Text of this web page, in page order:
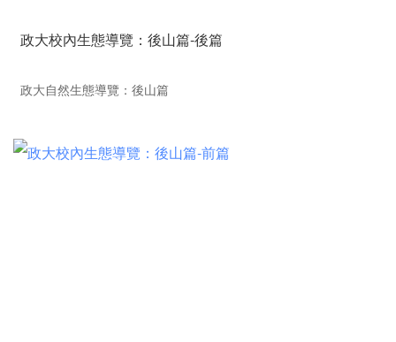
政大校內生態導覽：後山篇-後篇
政大自然生態導覽：後山篇